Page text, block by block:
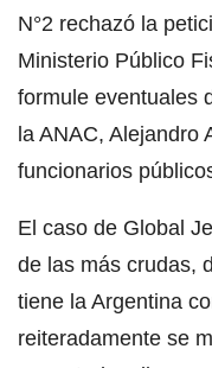
N°2 rechazó la
Ministerio Público
formule eventuales
la ANAC, Alejandro
funcionarios
El caso de Global
de las más crudas,
tiene la Argentina
reiteradamente se